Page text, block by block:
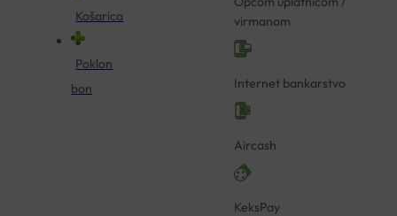
Košarica
Poklon
bon
virmanom
Internet bankarstvo
Aircash
KeksPay